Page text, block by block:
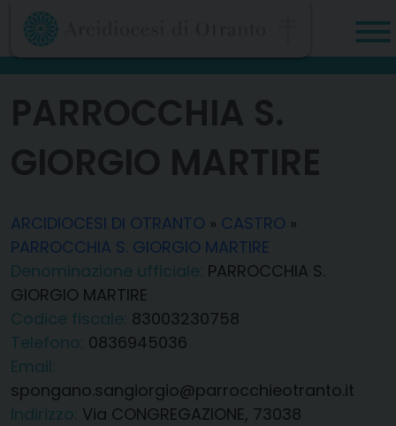
Skip
content
PARROCCHIA S.
GIORGIO MARTIRE
ARCIDIOCESI DI OTRANTO » CASTRO »
PARROCCHIA S. GIORGIO MARTIRE
Denominazione ufficiale: PARROCCHIA S.
GIORGIO MARTIRE
Codice fiscale: 83003230758
Telefono: 0836945036
Email:
spongano.sangiorgio@parrocchieotranto.it
Indirizzo: Via CONGREGAZIONE, 73038